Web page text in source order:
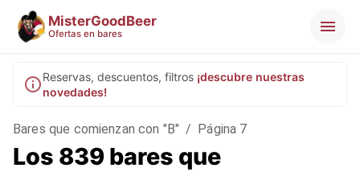
MisterGoodBeer
Ofertas en bares
Reservas, descuentos, filtros ¡descubre nuestras
novedades!
Bares que comienzan con "B" / Página 7
Los 839 bares que